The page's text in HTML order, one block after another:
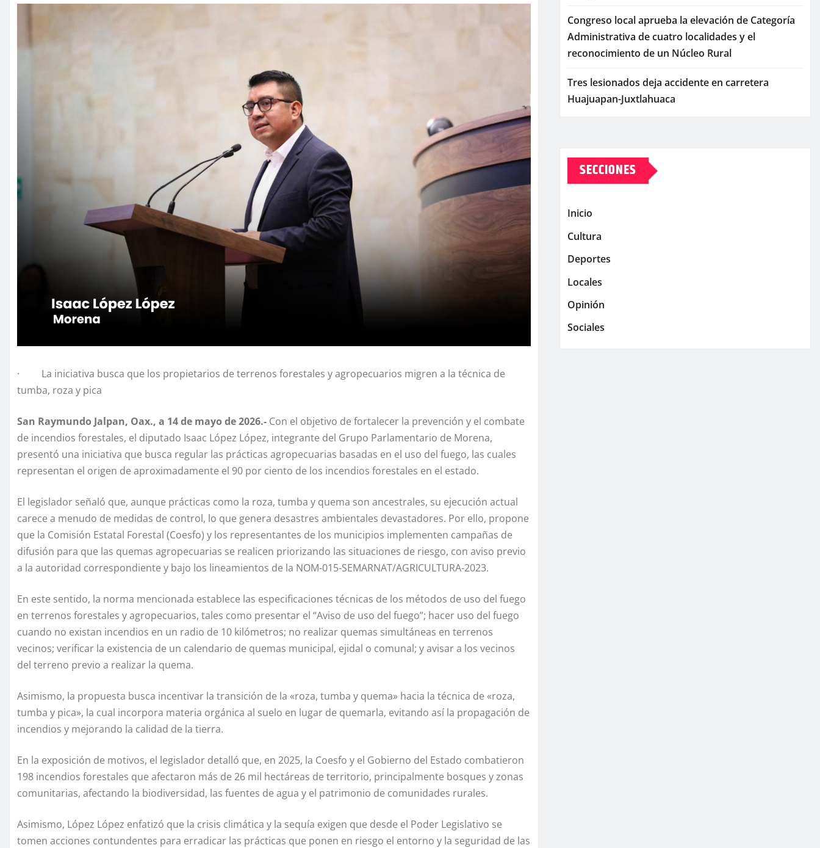
· La iniciativa busca que los propietarios de terrenos forestales y agropecuarios migren a la técnica de
tumba, roza y pica
San Raymundo Jalpan, Oax., a 14 de mayo de 2026.- Con el objetivo de fortalecer la prevención y el combate
de incendios forestales, el diputado Isaac López López, integrante del Grupo Parlamentario de Morena,
presentó una iniciativa que busca regular las prácticas agropecuarias basadas en el uso del fuego, las cuales
representan el origen de aproximadamente el 90 por ciento de los incendios forestales en el estado.
El legislador señaló que, aunque prácticas como la roza, tumba y quema son ancestrales, su ejecución actual
carece a menudo de medidas de control, lo que genera desastres ambientales devastadores. Por ello, propone
que la Comisión Estatal Forestal (Coesfo) y los representantes de los municipios implementen campañas de
difusión para que las quemas agropecuarias se realicen priorizando las situaciones de riesgo, con aviso previo
a la autoridad correspondiente y bajo los lineamientos de la NOM-015-SEMARNAT/AGRICULTURA-2023.
En este sentido, la norma mencionada establece las especificaciones técnicas de los métodos de uso del fuego
en terrenos forestales y agropecuarios, tales como presentar el “Aviso de uso del fuego”; hacer uso del fuego
cuando no existan incendios en un radio de 10 kilómetros; no realizar quemas simultáneas en terrenos
vecinos; verificar la existencia de un calendario de quemas municipal, ejidal o comunal; y avisar a los vecinos
del terreno previo a realizar la quema.
Asimismo, la propuesta busca incentivar la transición de la «roza, tumba y quema» hacia la técnica de «roza,
tumba y pica», la cual incorpora materia orgánica al suelo en lugar de quemarla, evitando así la propagación de
incendios y mejorando la calidad de la tierra.
En la exposición de motivos, el legislador detalló que, en 2025, la Coesfo y el Gobierno del Estado combatieron
198 incendios forestales que afectaron más de 26 mil hectáreas de territorio, principalmente bosques y zonas
comunitarias, afectando la biodiversidad, las fuentes de agua y el patrimonio de comunidades rurales.
Asimismo, López López enfatizó que la crisis climática y la sequía exigen que desde el Poder Legislativo se
tomen acciones contundentes para erradicar las prácticas que ponen en riesgo el entorno y la seguridad de las
Congreso local aprueba la elevación de Categoría
Administrativa de cuatro localidades y el
reconocimiento de un Núcleo Rural
Tres lesionados deja accidente en carretera
Huajuapan-Juxtlahuaca
SECCIONES
Inicio
Cultura
Deportes
Locales
Opinión
Sociales